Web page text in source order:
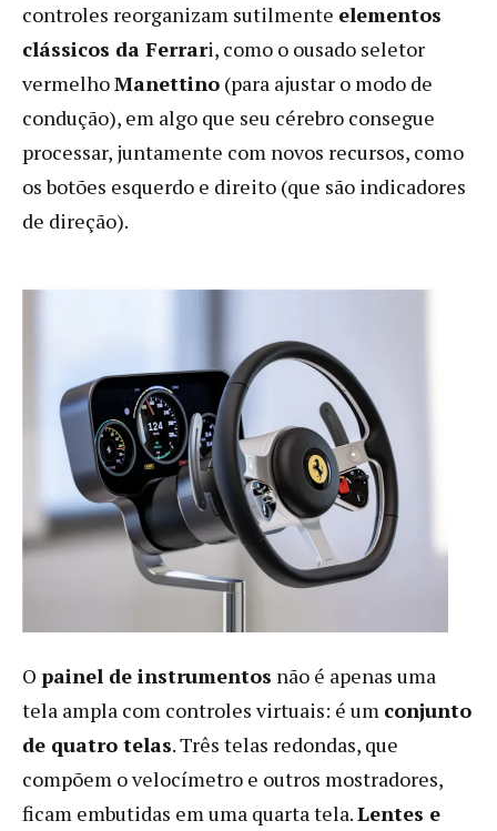
controles reorganizam sutilmente elementos
clássicos da Ferrari, como o ousado seletor
vermelhoManettino (para ajustar o modo de
condução), em algo que seu cérebro consegue
processar, juntamente com novos recursos, como
os botões esquerdo e direito (que são indicadores
de direção).
O painel de instrumentos não é apenas uma
tela ampla com controles virtuais: é um conjunto
de quatro telas. Três telas redondas, que
compõem o velocímetro e outros mostradores,
ficam embutidas em uma quarta tela.Lentes e